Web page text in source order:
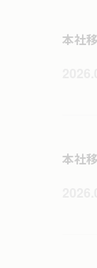
本社
本社